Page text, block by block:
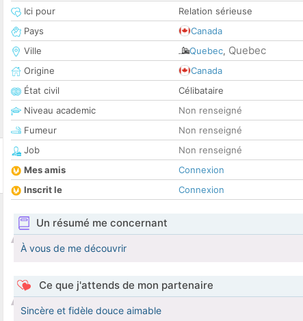
Ici pour
Relation sérieuse
Pays
Canada
Ville
Quebec, Quebec
Origine
Canada
État civil
Célibataire
Niveau academic
Non renseigné
Fumeur
Non renseigné
Job
Non renseigné
Mes amis
Connexion
Inscrit le
Connexion
Un résumé me concernant
À vous de me découvrir
Ce que j'attends de mon partenaire
Sincère et fidèle douce aimable